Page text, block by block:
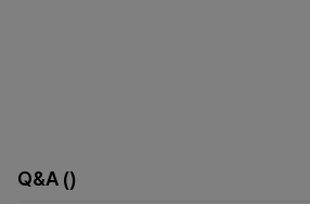
Q&A ()